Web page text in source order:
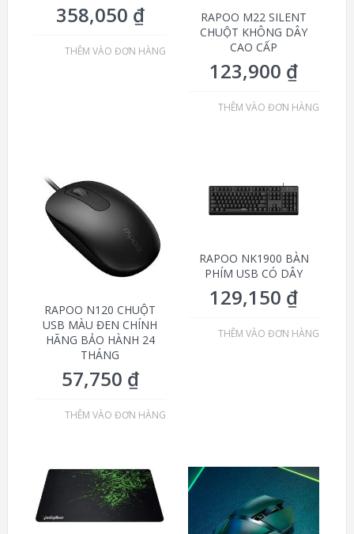
358,050 ₫
THÊM VÀO ĐƠN HÀNG
RAPOO M22 SILENT
CHUỘT KHÔNG DÂY
CAO CẤP
123,900 ₫
THÊM VÀO ĐƠN HÀNG
RAPOO N120 CHUỘT
USB MÀU ĐEN CHÍNH
HÃNG BẢO HÀNH 24
THÁNG
57,750 ₫
THÊM VÀO ĐƠN HÀNG
RAPOO NK1900 BÀN
PHÍM USB CÓ DÂY
129,150 ₫
THÊM VÀO ĐƠN HÀNG